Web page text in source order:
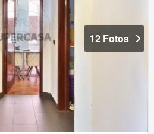
12 Fotos